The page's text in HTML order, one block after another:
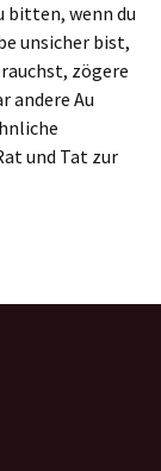
bitten, wenn du
unsicher bist,
zögere
andere Au
und Tat zur